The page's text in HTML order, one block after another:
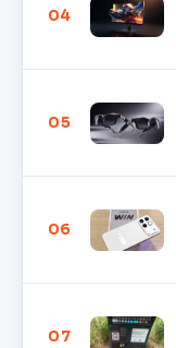
04
05
06
07